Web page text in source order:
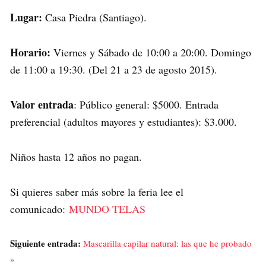
Lugar: Casa Piedra (Santiago).
Horario: Viernes y Sábado de 10:00 a 20:00. Domingo
de 11:00 a 19:30. (Del 21 a 23 de agosto 2015).
Valor entrada: Público general: $5000. Entrada
preferencial (adultos mayores y estudiantes): $3.000.
Niños hasta 12 años no pagan.
Si quieres saber más sobre la feria lee el
comunicado: MUNDO TELAS
Siguiente entrada: Mascarilla capilar natural: las que he probado
»